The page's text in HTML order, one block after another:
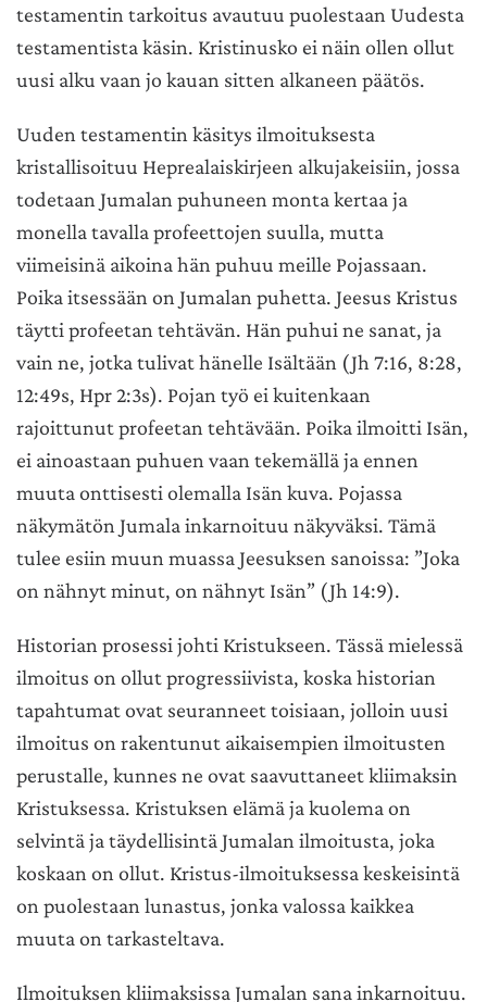
testamentin tarkoitus avautuu puolestaan Uudesta
testamentista käsin. Kristinusko ei näin ollen ollut
uusi alku vaan jo kauan sitten alkaneen päätös.
Uuden testamentin käsitys ilmoituksesta
kristallisoituu Heprealaiskirjeen alkujakeisiin, jossa
todetaan Jumalan puhuneen monta kertaa ja
monella tavalla profeettojen suulla, mutta
viimeisinä aikoina hän puhuu meille Pojassaan.
Poika itsessään on Jumalan puhetta. Jeesus Kristus
täytti profeetan tehtävän. Hän puhui ne sanat, ja
vain ne, jotka tulivat hänelle Isältään (Jh 7:16, 8:28,
12:49s, Hpr 2:3s). Pojan työ ei kuitenkaan
rajoittunut profeetan tehtävään. Poika ilmoitti Isän,
ei ainoastaan puhuen vaan tekemällä ja ennen
muuta onttisesti olemalla Isän kuva. Pojassa
näkymätön Jumala inkarnoituu näkyväksi. Tämä
tulee esiin muun muassa Jeesuksen sanoissa: ”Joka
on nähnyt minut, on nähnyt Isän” (Jh 14:9).
Historian prosessi johti Kristukseen. Tässä mielessä
ilmoitus on ollut progressiivista, koska historian
tapahtumat ovat seuranneet toisiaan, jolloin uusi
ilmoitus on rakentunut aikaisempien ilmoitusten
perustalle, kunnes ne ovat saavuttaneet kliimaksin
Kristuksessa. Kristuksen elämä ja kuolema on
selvintä ja täydellisintä Jumalan ilmoitusta, joka
koskaan on ollut. Kristus-ilmoituksessa keskeisintä
on puolestaan lunastus, jonka valossa kaikkea
muuta on tarkasteltava.
Ilmoituksen kliimaksissa Jumalan sana inkarnoituu.